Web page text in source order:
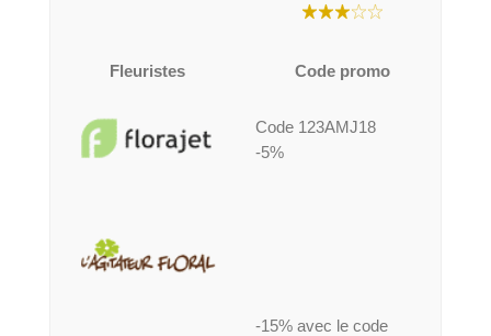
Fleuristes Code promo
Code 123AMJ18
-5%
-15% avec le code